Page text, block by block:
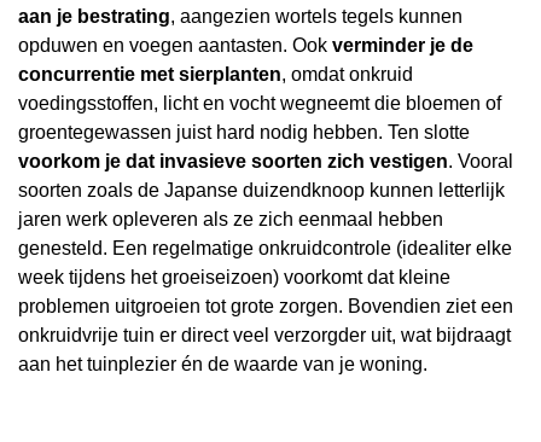
aan je bestrating, aangezien wortels tegels kunnen
opduwen en voegen aantasten. Ook verminder je de
concurrentie met sierplanten, omdat onkruid
voedingsstoffen, licht en vocht wegneemt die bloemen of
groentegewassen juist hard nodig hebben. Ten slotte
voorkom je dat invasieve soorten zich vestigen. Vooral
soorten zoals de Japanse duizendknoop kunnen letterlijk
jaren werk opleveren als ze zich eenmaal hebben
genesteld. Een regelmatige onkruidcontrole (idealiter elke
week tijdens het groeiseizoen) voorkomt dat kleine
problemen uitgroeien tot grote zorgen. Bovendien ziet een
onkruidvrije tuin er direct veel verzorgder uit, wat bijdraagt
aan het tuinplezier én de waarde van je woning.